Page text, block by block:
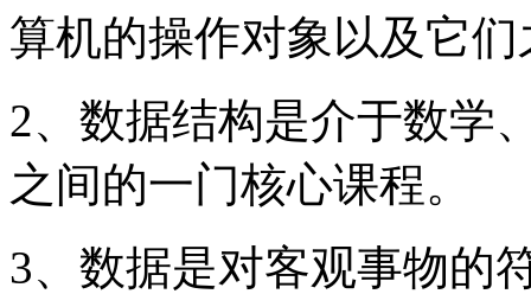
算机的操作对象以及它
2、数据结构是介于数学
之间的一门核心课程。
3、数据是对客观事物的